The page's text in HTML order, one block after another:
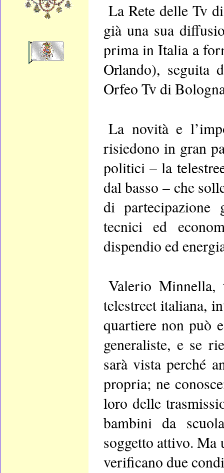
La Rete delle Tv
già una sua
prima in Italia a
Orlando), seguita
Orfeo Tv di
La novità e
risiedono in gran
politici – la
dal basso – che
di partecipazione
tecnici ed
dispendio ed
Valerio
telestreet italiana,
quartiere non può
generaliste, e se
sarà vista perché
propria; ne
loro delle
bambini da
soggetto attivo. Ma
verificano due